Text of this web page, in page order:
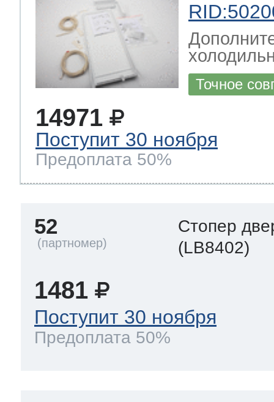
Точное
14971
Поступит 30 ноября
Предоплата 50%
52
Стопер
(LB8402)
1481
Поступит 30 ноября
Предоплата 50%